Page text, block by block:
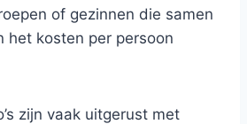
of gezinnen die samen
het kosten per persoon
zijn vaak uitgerust met